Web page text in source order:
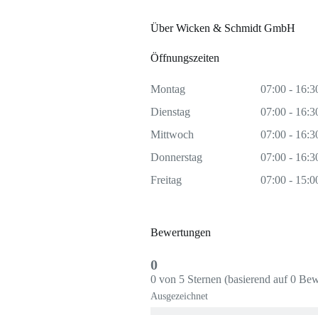
Über Wicken & Schmidt GmbH
Öffnungszeiten
Montag
07:00 -
Dienstag
07:00 -
Mittwoch
07:00 -
Donnerstag
07:00 -
Freitag
07:00 -
Bewertungen
0
0 von 5 Sternen (basierend auf 0
Ausgezeichnet